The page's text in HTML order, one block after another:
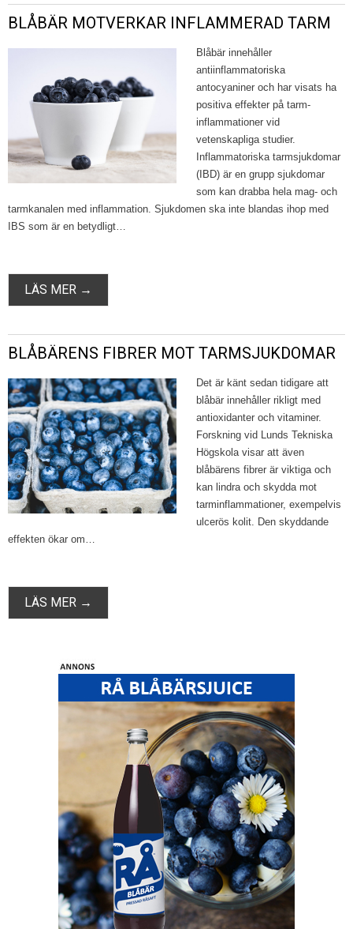
BLÅBÄR MOTVERKAR INFLAMMERAD TARM
Blåbär innehåller
antiinflammatoriska
antocyaniner och har visats ha
positiva effekter på tarm­
inflammationer vid
vetenskapliga studier.
Inflammatoriska tarmsjukdomar
(IBD) är en grupp sjukdomar
som kan drabba hela mag- och
tarmkanalen med inflammation. Sjukdomen ska inte blandas ihop med
IBS som är en betydligt…
LÄS MER →
BLÅBÄRENS FIBRER MOT TARMSJUKDOMAR
Det är känt sedan tidigare att
blåbär innehåller rikligt med
antioxidanter och vitaminer.
Forskning vid Lunds Tekniska
Högskola visar att även
blåbärens fibrer är viktiga och
kan lindra och skydda mot
tarminflammationer, exempelvis
ulcerös kolit. Den skyddande
effekten ökar om…
LÄS MER →